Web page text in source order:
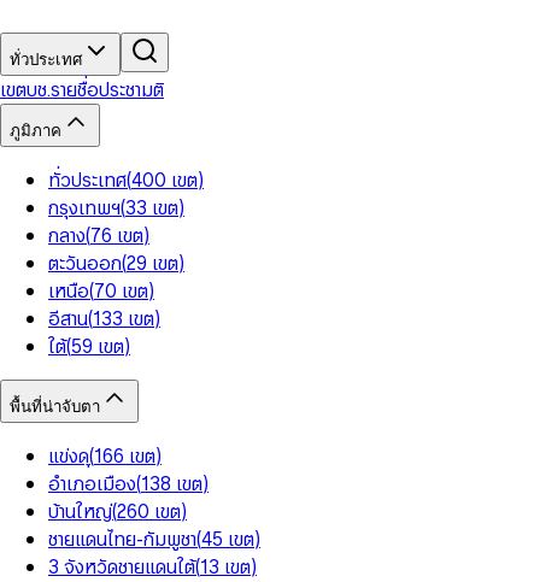
ทั่วประเทศ
เขตบช.รายชื่อประชามติ
ภูมิภาค
ทั่วประเทศ(400 เขต)
กรุงเทพฯ(33 เขต)
กลาง(76 เขต)
ตะวันออก(29 เขต)
เหนือ(70 เขต)
อีสาน(133 เขต)
ใต้(59 เขต)
พื้นที่น่าจับตา
แข่งดุ(166 เขต)
อำเภอเมือง(138 เขต)
บ้านใหญ่(260 เขต)
ชายแดนไทย-กัมพูชา(45 เขต)
3 จังหวัดชายแดนใต้(13 เขต)